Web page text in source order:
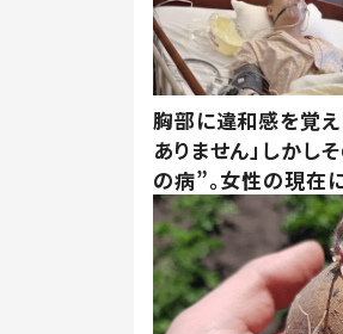
胸部に違和感を覚
ありません」しか
の病”。女性の現在